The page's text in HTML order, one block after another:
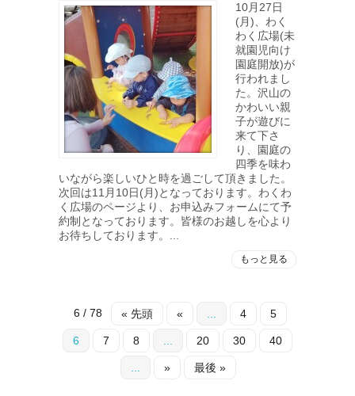
10月27日
(月)、わく
わく広場(未
就園児向け
園庭開放)が
行われまし
た。沢山の
かわいい親
子が遊びに
来て下さ
り、園庭の
四季を味わ
いながら楽しいひと時を過ごして頂きました。
次回は11月10日(月)となっております。わくわ
く広場のページより、お申込みフォームにて予
約制となっております。皆様のお越しを心より
お待ちしております。...
もっと見る
6 / 78 « 先頭 « ... 4 5
6 7 8 ... 20 30 40
... » 最後 »